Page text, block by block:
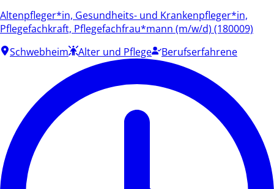
Altenpfleger*in, Gesundheits- und Krankenpfleger*in,
Pflegefachkraft, Pflegefachfrau*mann (m/w/d) (180009)
Schwebheim
Alter und Pflege Berufserfahrene